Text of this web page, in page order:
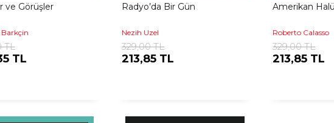
ve Görüşler
Barkçin
TL
TL
Radyo’da Bir Gün
Nezih Uzel
329,00 TL
213,85 TL
Amerikan
Roberto Calasso
329,00 TL
213,85 TL